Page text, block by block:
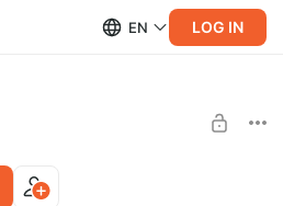
EN LOG IN